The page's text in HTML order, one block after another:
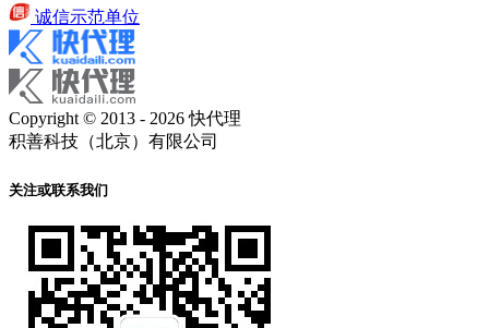
诚信示范单位
Copyright © 2013 - 2026 快代理
积善科技（北京）有限公司
关注或联系我们